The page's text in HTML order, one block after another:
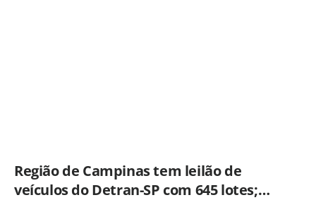
Região de Campinas tem leilão de
veículos do Detran-SP com 645 lotes;